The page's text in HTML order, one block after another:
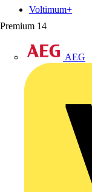
Premium 14
AEG
Voltimum+